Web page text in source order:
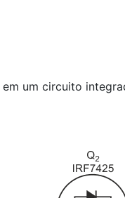
um circuito